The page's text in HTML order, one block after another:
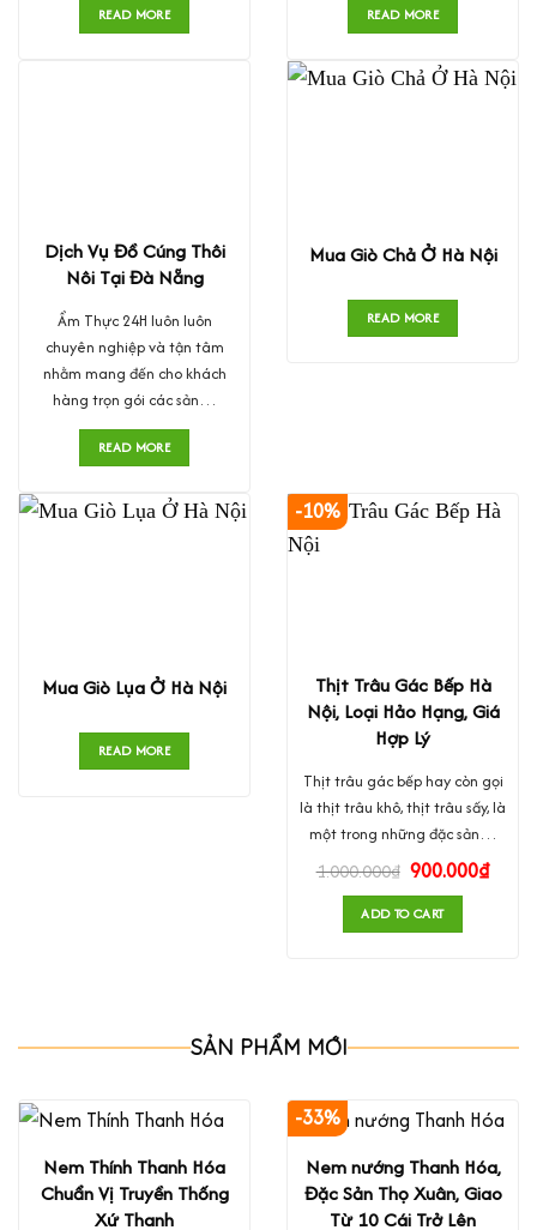
READ MORE READ MORE
Dịch Vụ Đồ Cúng Thôi
Nôi Tại Đà Nẵng
Ẩm Thực 24H luôn luôn
chuyên nghiệp và tận tâm
nhằm mang đến cho khách
hàng trọn gói các sản…
READ MORE
Mua Giò Chả Ở Hà Nội
READ MORE
Mua Giò Lụa Ở Hà Nội
READ MORE
-10%
Thịt Trâu Gác Bếp Hà
Nội, Loại Hảo Hạng, Giá
Hợp Lý
Thịt trâu gác bếp hay còn gọi
là thịt trâu khô, thịt trâu sấy, là
một trong những đặc sản…
1.000.000₫ 900.000₫
ADD TO CART
SẢN PHẨM MỚI
Nem Thính Thanh Hóa
Chuẩn Vị Truyền Thống
Xứ Thanh
-33%
Nem nướng Thanh Hóa,
Đặc Sản Thọ Xuân, Giao
Từ 10 Cái Trở Lên